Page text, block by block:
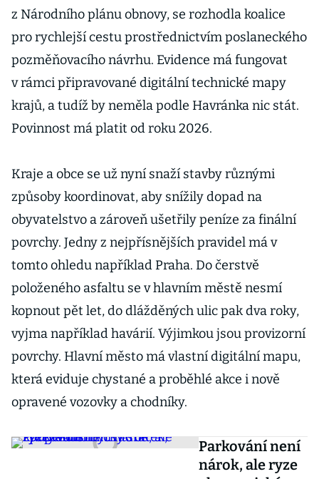
z Národního plánu obnovy, se rozhodla koalice
pro rychlejší cestu prostřednictvím poslaneckého
pozměňovacího návrhu. Evidence má fungovat
v rámci připravované digitální technické mapy
krajů, a tudíž by neměla podle Havránka nic stát.
Povinnost má platit od roku 2026.
Kraje a obce se už nyní snaží stavby různými
způsoby koordinovat, aby snížily dopad na
obyvatelstvo a zároveň ušetřily peníze za finální
povrchy. Jedny z nejpřísnějších pravidel má v
tomto ohledu například Praha. Do čerstvě
položeného asfaltu se v hlavním městě nesmí
kopnout pět let, do dlážděných ulic pak dva roky,
vyjma například havárií. Výjimkou jsou provizorní
povrchy. Hlavní město má vlastní digitální mapu,
která eviduje chystané a proběhlé akce i nově
opravené vozovky a chodníky.
Parkování není
nárok, ale ryze